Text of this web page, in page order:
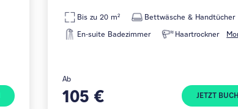
Bis zu 20 m²
Bettwäsche & Handtücher
En-suite Badezimmer
Haartrockner
Ab
105 € JETZT